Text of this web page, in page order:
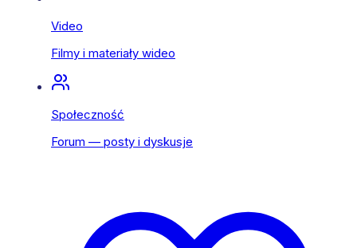
Video
Filmy i materiały wideo
Społeczność
Forum — posty i dyskusje